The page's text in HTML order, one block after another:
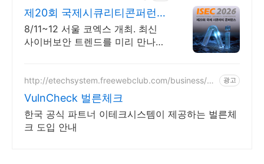
제20회 국제시큐리티콘퍼런스
ISEC 2026
8/11~12 서울 코엑스 개최. 최신
사이버보안 트렌드를 미리 만나보
http://etechsystem.freewebclub.com/business/vu
광고
VulnCheck 벌른체크
한국 공식 파트너 이테크시스템이 제공하는 벌른체
크 도입 안내